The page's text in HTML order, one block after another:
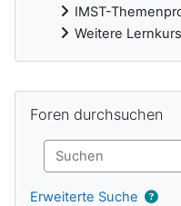
IMST-
Weitere
Foren durchsuchen
Suchen
Erweiterte Suche